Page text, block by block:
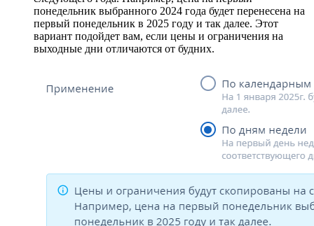
понедельник выбранного 2024 года будет перенесена на
первый понедельник в 2025 году и так далее. Этот
вариант подойдет вам, если цены и ограничения на
выходные дни отличаются от будних.